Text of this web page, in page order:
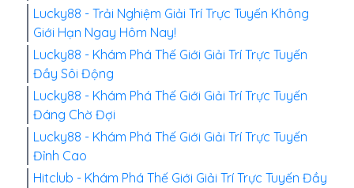
Lucky88 - Trải Nghiệm Giải Trí Trực Tuyến Không
Giới Hạn Ngay Hôm Nay!
Lucky88 - Khám Phá Thế Giới Giải Trí Trực Tuyến
Đầy Sôi Động
Lucky88 - Khám Phá Thế Giới Giải Trí Trực Tuyến
Đáng Chờ Đợi
Lucky88 - Khám Phá Thế Giới Giải Trí Trực Tuyến
Đỉnh Cao
Hitclub - Khám Phá Thế Giới Giải Trí Trực Tuyến Đầy